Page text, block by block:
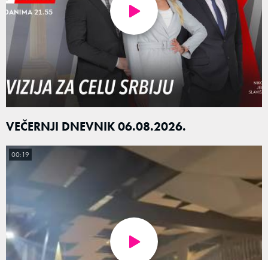
VEČERNJI DNEVNIK 06.08.2026.
00:19